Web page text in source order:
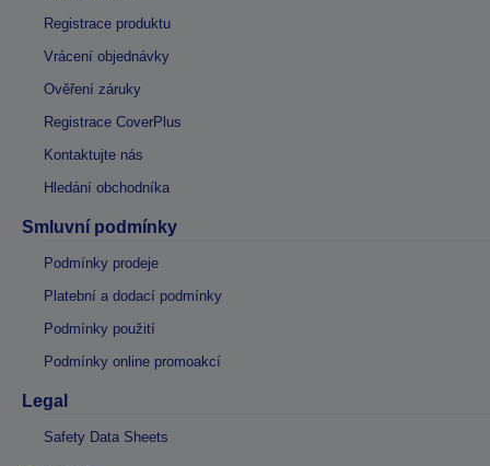
Registrace produktu
Vrácení objednávky
Ověření záruky
Registrace CoverPlus
Kontaktujte nás
Hledání obchodníka
Smluvní podmínky
Podmínky prodeje
Platební a dodací podmínky
Podmínky použití
Podmínky online promoakcí
Legal
Safety Data Sheets